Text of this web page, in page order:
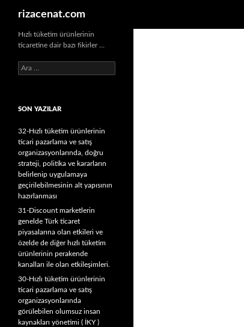
rizacenat.com
Hızlı tüketim ürünlerinin
ticaretine dair bazı fikirler …
A
r
a
SON YAZILAR
32-Hızlı tüketim ürünlerinin
ticari pazarlama ve satış
organizasyonlarında, doğru
strateji, politika ve kararların
belirlenip uygulamaya
geçirilebilmesinin alt yapısının
hazırlanması
31-Discount marketlerin
genelde Türk ticaret
piyasalarına olan etkileri ve
özelde de diğer hızlı tüketim
ürünlerinin perakende
kanalları ile olan etkileşimleri.
30-Hızlı tüketim ürünlerinin
ticari pazarlama ve satış
organizasyonlarında
görülebilen olumsuz insan
kaynakları yönetimi ( İKY )